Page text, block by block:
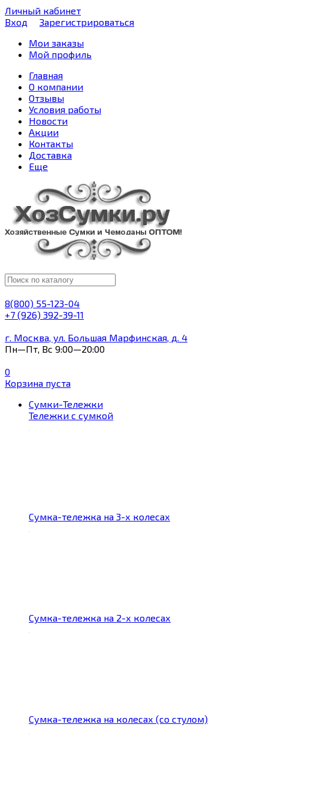
Личный кабинет
Вход
Зарегистрироваться
Мои заказы
Мой профиль
Главная
О компании
Отзывы
Условия работы
Новости
Акции
Контакты
Доставка
Еще
8(800) 55-123-04
+7 (926) 392-39-11
г. Москва, ул. Большая Марфинская, д. 4
Пн—Пт, Вс 9:00—20:00
0
Корзина пуста
Сумки-Тележки
Тележки с сумкой
Сумка-тележка на 3-х колесах
Сумка-тележка на 2-х колесах
Сумка-тележка на колесах (со стулом)